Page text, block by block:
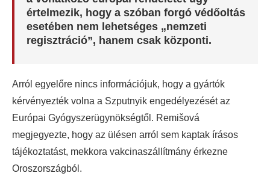
értelmezik, hogy a szóban forgó védőoltás
esetében nem lehetséges „nemzeti
regisztráció”, hanem csak központi.
Arról egyelőre nincs információjuk, hogy a gyártók
kérvényezték volna a Szputnyik engedélyezését az
Európai Gyógyszerügynökségtől. Remišová
megjegyezte, hogy az ülésen arról sem kaptak írásos
tájékoztatást, mekkora vakcinaszállítmány érkezne
Oroszországból.